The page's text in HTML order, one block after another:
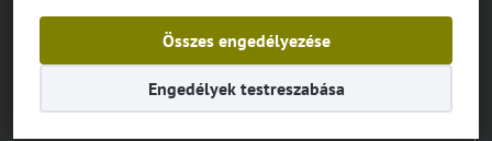
Összes engedélyezése
Engedélyek testreszabása
Magyar
Deutsch